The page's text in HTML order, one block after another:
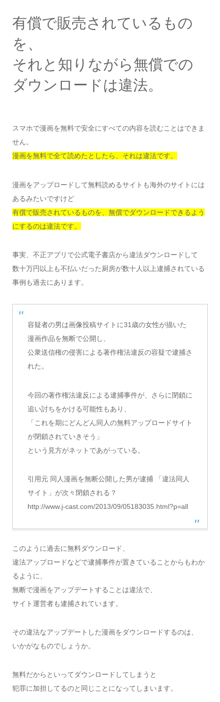
有償で販売されているもの
を、
それと知りながら無償での
ダウンロードは違法。
スマホで漫画を無料で安全にすべての内容を読むことはできま
せん。
漫画を無料で全て読めたとしたら、それは違法です。
漫画をアップロードして無料読めるサイトも海外のサイトには
あるみたいですけど
有償で販売されているものを、無償でダウンロードできるよう
にするのは違法です。
事実、不正アプリで公式電子書店から違法ダウンロードして
数十万円以上も不払いだった厨房が数十人以上逮捕されている
事例も過去にあります。
容疑者の男は画像投稿サイトに31歳の女性が描いた
漫画作品を無断で公開し、
公衆送信権の侵害による著作権法違反の容疑で逮捕さ
れた。
今回の著作権法違反による逮捕事件が、さらに閉鎖に
追い討ちをかける可能性もあり、
「これを期にどんどん同人の無料アップロードサイト
が閉鎖されていきそう」
という見方がネットであがっている。
引用元 同人漫画を無断公開した男が逮捕 「違法同人
サイト」が次々閉鎖される？
http://www.j-cast.com/2013/09/05183035.html?p=all
このように過去に無料ダウンロード、
違法アップロードなどで逮捕事件が置きていることからもわか
るように、
無断で漫画をアップデートすることは違法で、
サイト運営者も逮捕されています。
その違法なアップデートした漫画をダウンロードするのは、
いかがなものでしょうか。
無料だからといってダウンロードしてしまうと
犯罪に加担してるのと同じことになってしまいます。